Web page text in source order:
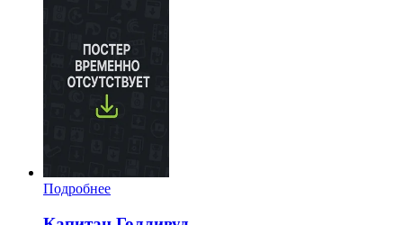
Подробнее